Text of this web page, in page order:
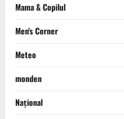
Mama & Copilul
Men's Corner
Meteo
monden
Național